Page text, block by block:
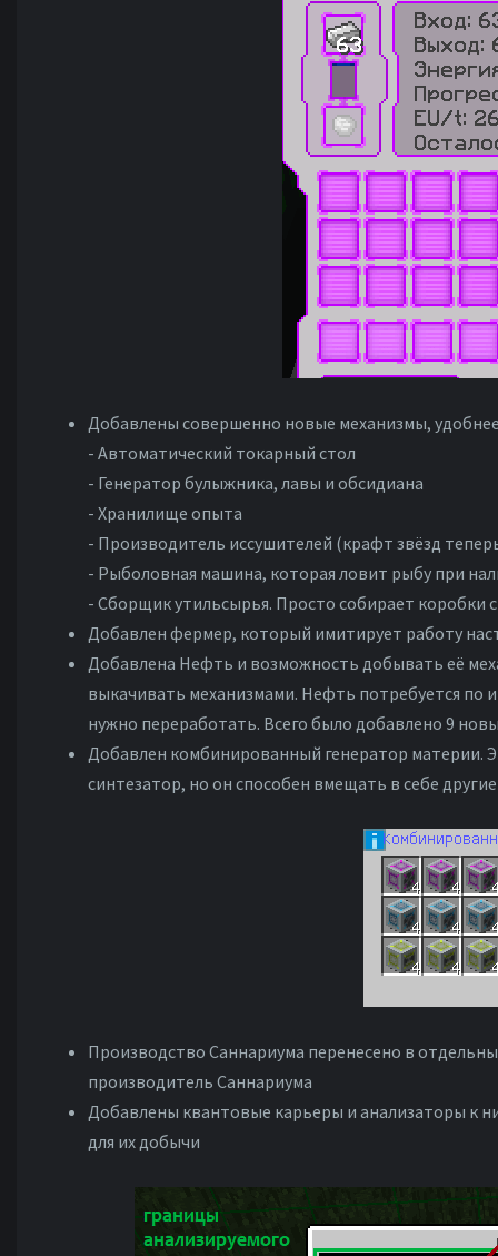
Добавлены совершенно новые механизмы, удобнее
- Автоматический токарный стол
- Генератор булыжника, лавы и обсидиана
- Хранилище опыта
- Производитель иссушителей (крафт звёзд
- Рыболовная машина, которая ловит рыбу при
- Сборщик утильсырья. Просто собирает коробки
Добавлен фермер, который имитирует работу
Добавлена Нефть и возможность добывать её
выкачивать механизмами. Нефть потребуется по
нужно переработать. Всего было добавлено 9
Добавлен комбинированный генератор материи.
синтезатор, но он способен вмещать в себе
Производство Саннариума перенесено в
производитель Саннариума
Добавлены квантовые карьеры и анализаторы к
для их добычи